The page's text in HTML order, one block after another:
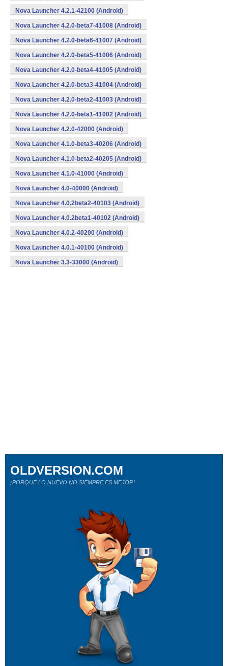
Nova Launcher 4.2.1-42100 (Android)
Nova Launcher 4.2.0-beta7-41008 (Android)
Nova Launcher 4.2.0-beta6-41007 (Android)
Nova Launcher 4.2.0-beta5-41006 (Android)
Nova Launcher 4.2.0-beta4-41005 (Android)
Nova Launcher 4.2.0-beta3-41004 (Android)
Nova Launcher 4.2.0-beta2-41003 (Android)
Nova Launcher 4.2.0-beta1-41002 (Android)
Nova Launcher 4.2.0-42000 (Android)
Nova Launcher 4.1.0-beta3-40206 (Android)
Nova Launcher 4.1.0-beta2-40205 (Android)
Nova Launcher 4.1.0-41000 (Android)
Nova Launcher 4.0-40000 (Android)
Nova Launcher 4.0.2beta2-40103 (Android)
Nova Launcher 4.0.2beta1-40102 (Android)
Nova Launcher 4.0.2-40200 (Android)
Nova Launcher 4.0.1-40100 (Android)
Nova Launcher 3.3-33000 (Android)
OLDVERSION.COM
¡PORQUE LO NUEVO NO SIEMPRE ES MEJOR!